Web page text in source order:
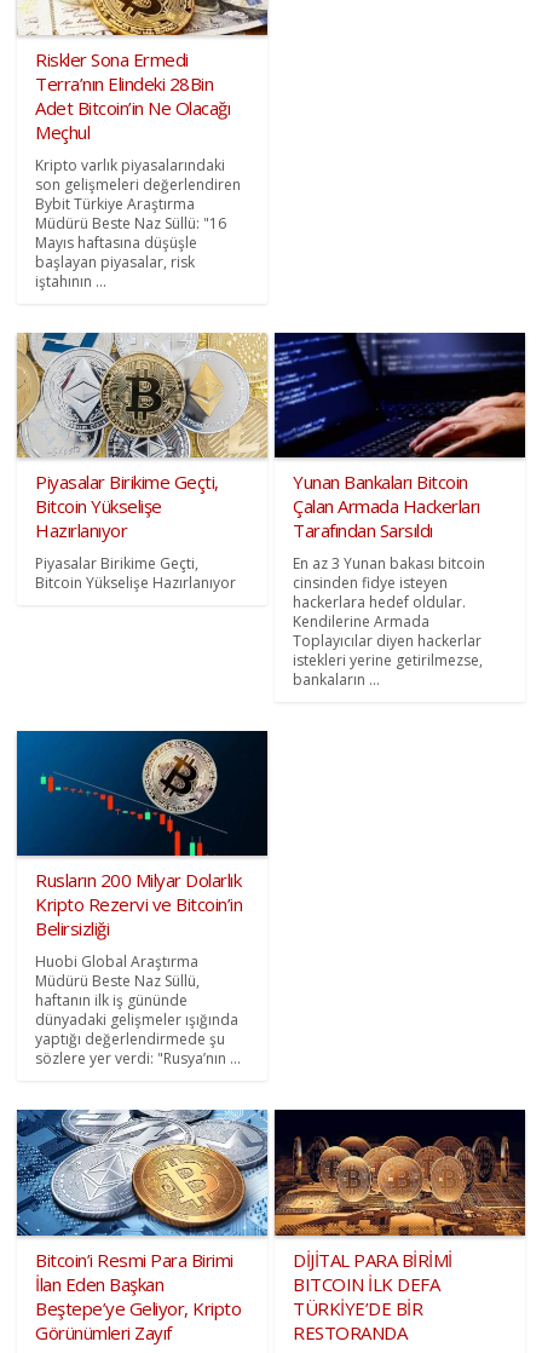
Riskler Sona Ermedi
Terra’nın Elindeki 28Bin
Adet Bitcoin’in Ne Olacağı
Meçhul
Kripto varlık piyasalarındaki
son gelişmeleri değerlendiren
Bybit Türkiye Araştırma
Müdürü Beste Naz Süllü: "16
Mayıs haftasına düşüşle
başlayan piyasalar, risk
iştahının ...
Piyasalar Birikime Geçti,
Bitcoin Yükselişe
Hazırlanıyor
Piyasalar Birikime Geçti,
Bitcoin Yükselişe Hazırlanıyor
Yunan Bankaları Bitcoin
Çalan Armada Hackerları
Tarafından Sarsıldı
En az 3 Yunan bakası bitcoin
cinsinden fidye isteyen
hackerlara hedef oldular.
Kendilerine Armada
Toplayıcılar diyen hackerlar
istekleri yerine getirilmezse,
bankaların ...
Rusların 200 Milyar Dolarlık
Kripto Rezervi ve Bitcoin’in
Belirsizliği
Huobi Global Araştırma
Müdürü Beste Naz Süllü,
haftanın ilk iş gününde
dünyadaki gelişmeler ışığında
yaptığı değerlendirmede şu
sözlere yer verdi: "Rusya’nın ...
Bitcoin’i Resmi Para Birimi
İlan Eden Başkan
Beştepe’ye Geliyor, Kripto
Görünümleri Zayıf
DİJİTAL PARA BİRİMİ
BITCOIN İLK DEFA
TÜRKİYE’DE BİR
RESTORANDA